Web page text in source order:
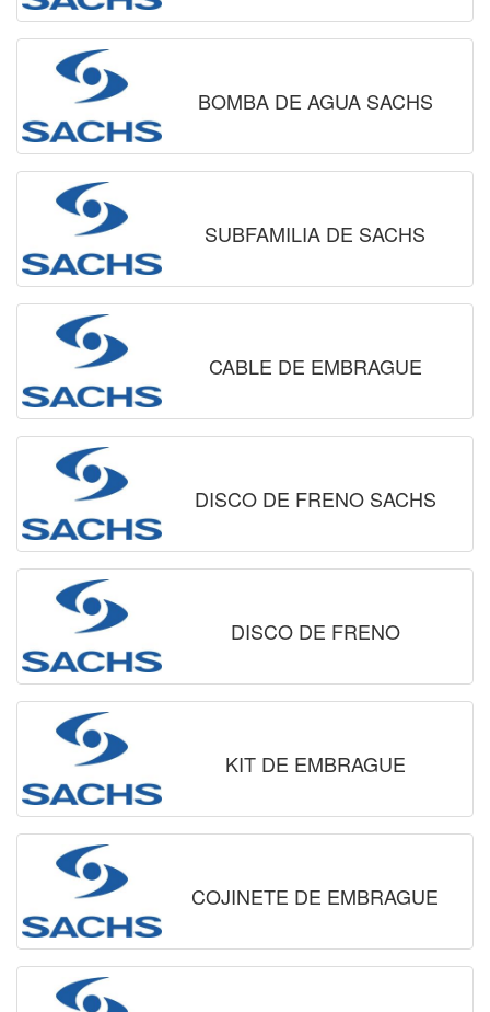
BOMBA DE AGUA SACHS
SUBFAMILIA DE SACHS
CABLE DE EMBRAGUE
DISCO DE FRENO SACHS
DISCO DE FRENO
KIT DE EMBRAGUE
COJINETE DE EMBRAGUE